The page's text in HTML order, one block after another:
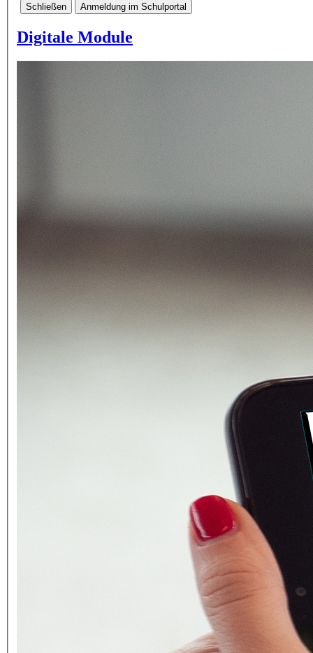
Schließen
Anmeldung im Schulportal
Digitale Module